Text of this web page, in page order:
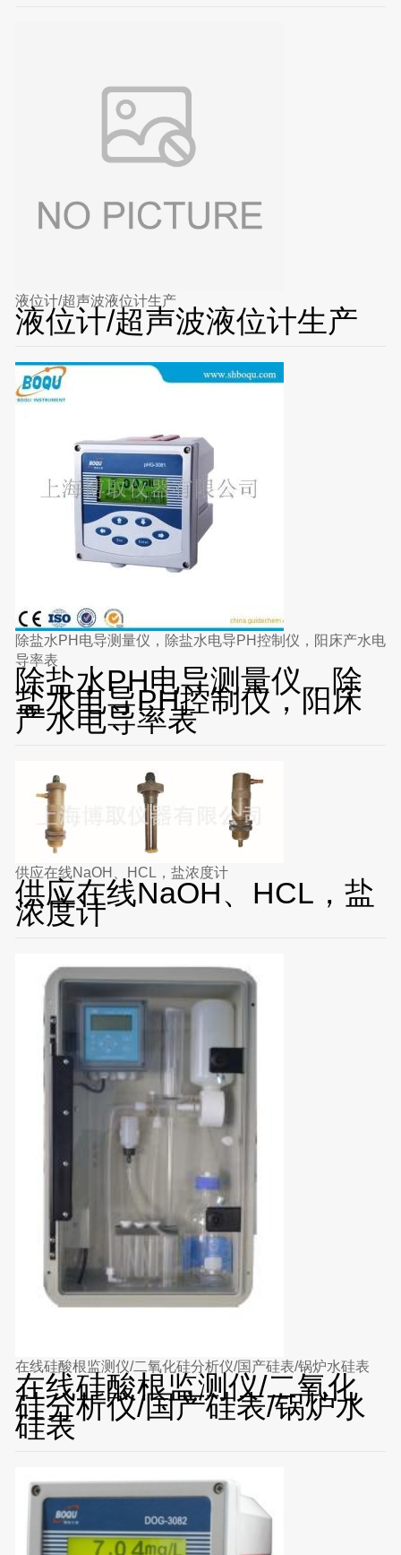
液位计/超声波液位计生产
液位计/超声波液位计生产
除盐水PH电导测量仪，除盐水电导PH控制仪，阳床产水电
导率表
除盐水PH电导测量仪，除
盐水电导PH控制仪，阳床
产水电导率表
供应在线NaOH、HCL，盐浓度计
供应在线NaOH、HCL，盐
浓度计
在线硅酸根监测仪/二氧化硅分析仪/国产硅表/锅炉水硅表
在线硅酸根监测仪/二氧化
硅分析仪/国产硅表/锅炉水
硅表